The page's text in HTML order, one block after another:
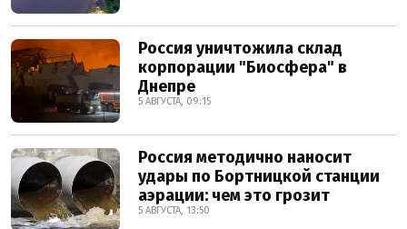
Россия уничтожила склад
корпорации "Биосфера" в
Днепре
5 АВГУСТА, 09:15
Россия методично наносит
удары по Бортницкой станции
аэрации: чем это грозит
5 АВГУСТА, 13:50